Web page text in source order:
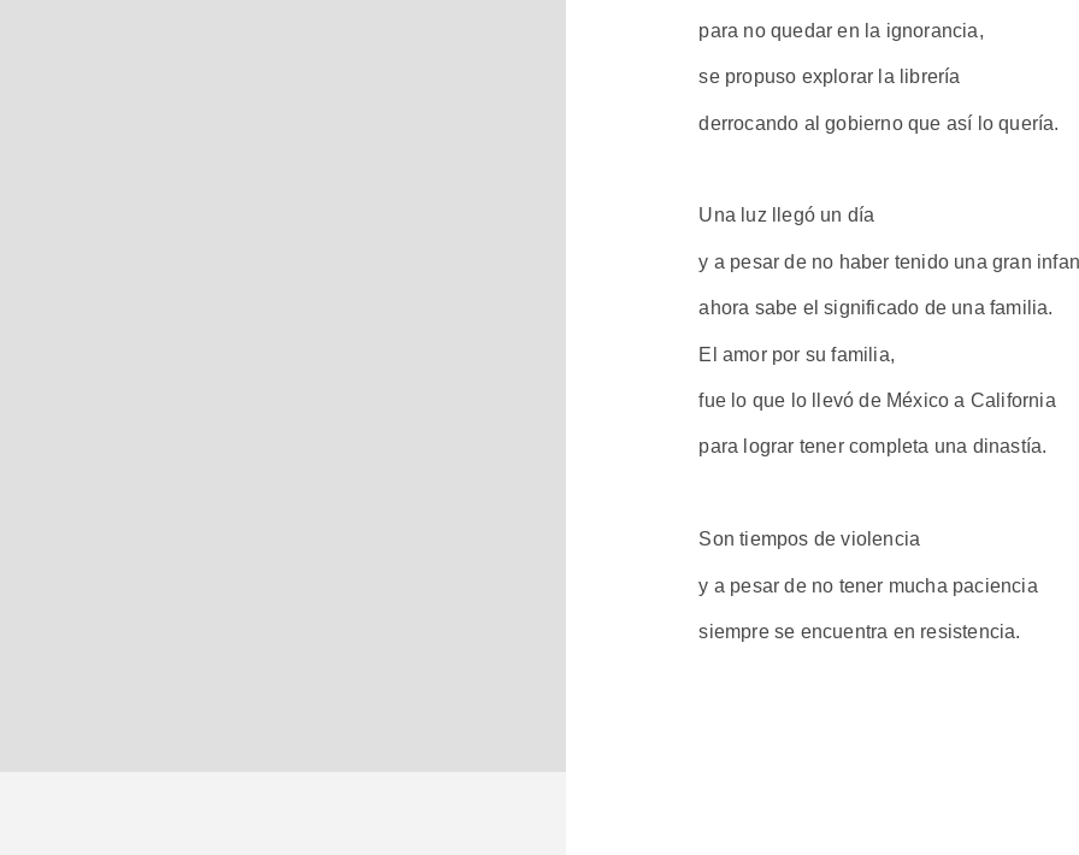
para no quedar en la ignorancia,
se propuso explorar la librería
derrocando al gobierno que así lo quería.
Una luz llegó un día
y a pesar de no haber tenido una gran
ahora sabe el significado de una familia.
El amor por su familia,
fue lo que lo llevó de México a California
para lograr tener completa una dinastía.
Son tiempos de violencia
y a pesar de no tener mucha paciencia
siempre se encuentra en resistencia.